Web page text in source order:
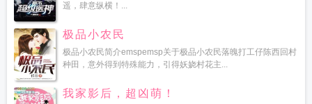
遥，肆意纵横！...
极品小农民
极品小农民简介emspemsp关于极品小农民落魄打工仔陈西回村
种田，意外得到特殊能力，引得妖娆村花主...
我家影后，超凶萌！